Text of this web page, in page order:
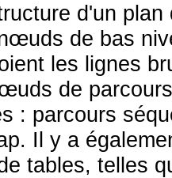
d'un
de bas
les lignes
de
: parcours
Il y a
tables, telles